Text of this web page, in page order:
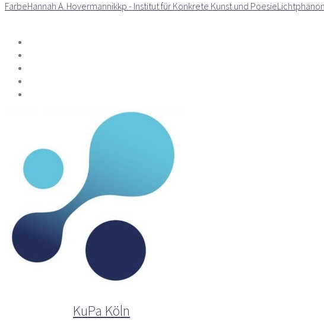
FarbeHannah A. Hovermannikkp - Institut für Konkrete Kunst und Poesie
KuPa Köln